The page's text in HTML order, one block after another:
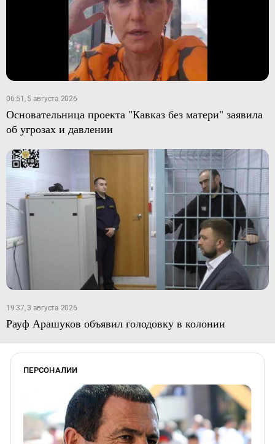
06:51, 5 августа 2026
Основательница проекта "Кавказ без матери" заявила
об угрозах и давлении
19:37, 3 августа 2026
Рауф Арашуков объявил голодовку в колонии
ПЕРСОНАЛИИ